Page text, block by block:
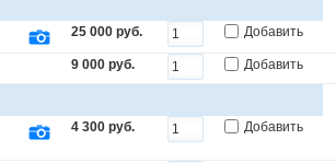
25 000 руб. Добавить
9 000 руб. Добавить
4 300 руб. Добавить